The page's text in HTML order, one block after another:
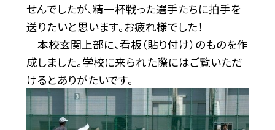
せんでしたが、精一杯戦った選手たちに拍手を
送りたいと思います。お疲れ様でした！
本校玄関上部に、看板（貼り付け）のものを作
成しました。学校に来られた際にはご覧いただ
けるとありがたいです。